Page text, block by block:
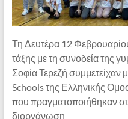
Τη Δευτέρα 12
τάξης με τη συνοδεία της
Σοφία Τερεζή συμμετείχαν
Schools της Ελληνικής
που πραγματοποιήθηκαν
διοργάνωση